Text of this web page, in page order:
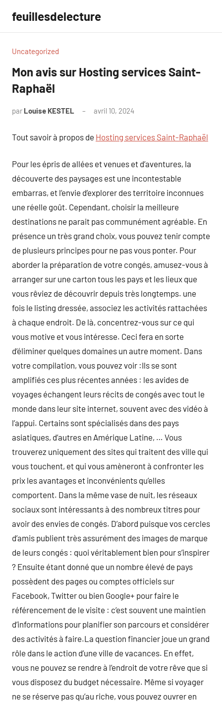
contenu
feuillesdelecture
Uncategorized
Mon avis sur Hosting services Saint-
Raphaël
par Louise KESTEL avril 10, 2024
Tout savoir à propos de Hosting services Saint-Raphaël
Pour les épris de allées et venues et d’aventures, la
découverte des paysages est une incontestable
embarras, et l’envie d’explorer des territoire inconnues
une réelle goût. Cependant, choisir la meilleure
destinations ne parait pas communément agréable. En
présence un très grand choix, vous pouvez tenir compte
de plusieurs principes pour ne pas vous ponter. Pour
aborder la préparation de votre congés, amusez-vous à
arranger sur une carton tous les pays et les lieux que
vous rêviez de découvrir depuis très longtemps. une
fois le listing dressée, associez les activités rattachées
à chaque endroit. De là, concentrez-vous sur ce qui
vous motive et vous intéresse. Ceci fera en sorte
d’éliminer quelques domaines un autre moment. Dans
votre compilation, vous pouvez voir :Ils se sont
amplifiés ces plus récentes années : les avides de
voyages échangent leurs récits de congés avec tout le
monde dans leur site internet, souvent avec des vidéo à
l’appui. Certains sont spécialisés dans des pays
asiatiques, d’autres en Amérique Latine, … Vous
trouverez uniquement des sites qui traitent des ville qui
vous touchent, et qui vous amèneront à confronter les
prix les avantages et inconvénients qu’elles
comportent. Dans la même vase de nuit, les réseaux
sociaux sont intéressants à des nombreux titres pour
avoir des envies de congés. D’abord puisque vos cercles
d’amis publient très assurément des images de marque
de leurs congés : quoi véritablement bien pour s’inspirer
? Ensuite étant donné que un nombre élevé de pays
possèdent des pages ou comptes officiels sur
Facebook, Twitter ou bien Google+ pour faire le
référencement de le visite : c’est souvent une maintien
d’informations pour planifier son parcours et considérer
des activités à faire.La question financier joue un grand
rôle dans le action d’une ville de vacances. En effet,
vous ne pouvez se rendre à l’endroit de votre rêve que si
vous disposez du budget nécessaire. Même si voyager
ne se réserve pas qu’au riche, vous pouvez ouvrer en